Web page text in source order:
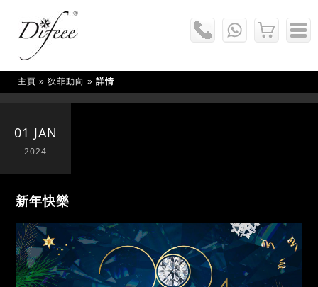
主頁 » 狄菲動向 » 詳情
01 JAN
2024
新年快樂